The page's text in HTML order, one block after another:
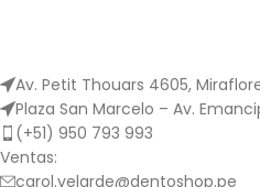
Av. Petit Thouars 4605,
Plaza San Marcelo – Av.
(+51) 950 793 993
Ventas:
carol.velarde@dentoshop.pe